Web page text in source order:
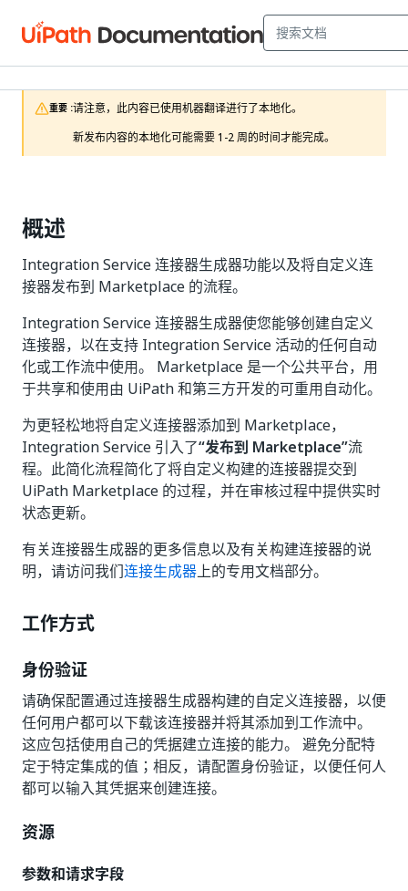
重要 :请注意，此内容已使用机器翻译进行了本地化。
新发布内容的本地化可能需要 1-2 周的时间才能完成。
概述
Integration Service 连接器生成器功能以及将自定义连
接器发布到 Marketplace 的流程。
Integration Service 连接器生成器使您能够创建自定义
连接器，以在支持 Integration Service 活动的任何自动
化或工作流中使用。 Marketplace 是一个公共平台，用
于共享和使用由 UiPath 和第三方开发的可重用自动化。
为更轻松地将自定义连接器添加到 Marketplace，
Integration Service 引入了“发布到 Marketplace”流
程。此简化流程简化了将自定义构建的连接器提交到
UiPath Marketplace 的过程，并在审核过程中提供实时
状态更新。
有关连接器生成器的更多信息以及有关构建连接器的说
明，请访问我们连接生成器上的专用文档部分。
工作方式
身份验证
请确保配置通过连接器生成器构建的自定义连接器，以便
任何用户都可以下载该连接器并将其添加到工作流中。
这应包括使用自己的凭据建立连接的能力。 避免分配特
定于特定集成的值；相反，请配置身份验证，以便任何人
都可以输入其凭据来创建连接。
资源
参数和请求字段